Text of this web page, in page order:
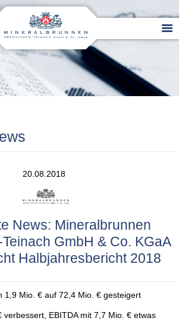
20.08.2018
News: Mineralbrunnen
GmbH & Co. KGaA
Halbjahresbericht 2018
1,9 Mio. € auf 72,4 Mio. € gesteigert
verbessert, EBITDA mit 7,7 Mio. € etwas